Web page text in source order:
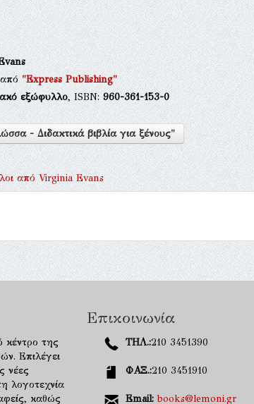
"Express Publishing"
εξώφυλλο, ISBN:960-361-153-0
- Διδακτικά βιβλία για ξένους"
απόVirginia Evans
κέντρο της
Επιλέγει
νέες
λογοτεχνία
καθώς
Επικοινωνία
ΤΗΛ.:210 3451390
ΦΑΞ.:210 3451910
Email: books@lemoni.gr